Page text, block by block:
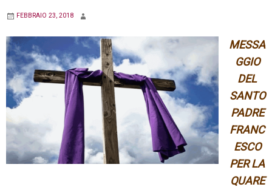
FEBBRAIO 23, 2018
MESSA
GGIO
DEL
SANTO
PADRE
FRANC
ESCO
PER LA
QUARE